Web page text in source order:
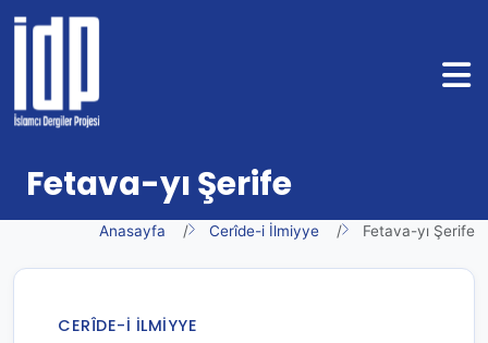
Fetava-yı Şerife
Anasayfa Cerîde-i İlmiyye Fetava-yı Şerife
CERÎDE-I İLMIYYE